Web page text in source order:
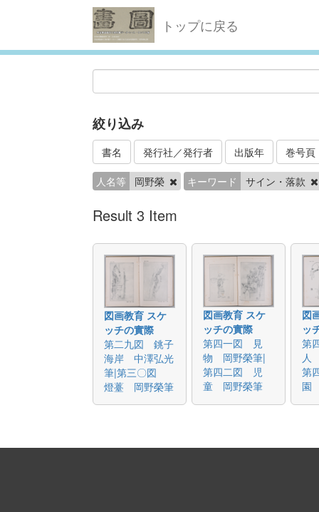
トップに戻る
絞り込み
書名 発行社／発行者 出版年 巻号頁
人名等 岡野榮 キーワード サイン・落款
Result 3 Item
図画教育 スケ
ッチの實際
第二九図 銚子
海岸 中澤弘光
筆|第三〇図
燈薹 岡野榮筆
図画教育 スケ
ッチの實際
第四一図 見
物 岡野榮筆|
第四二図 児
童 岡野榮筆
図
ッ
第
人
第
園